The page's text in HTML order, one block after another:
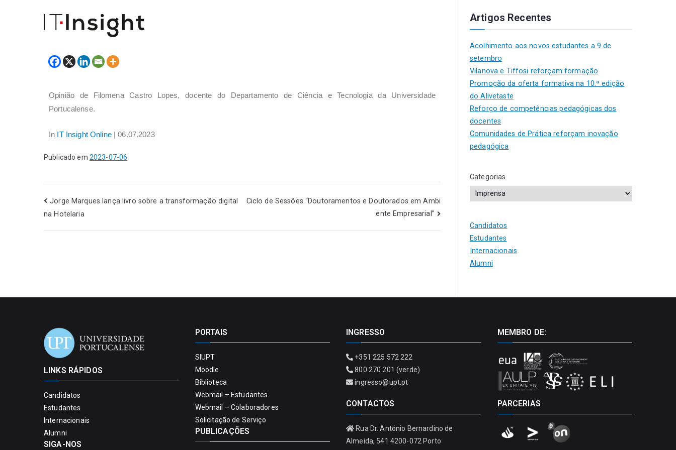
Opinião de Filomena Castro Lopes, docente do Departamento de Ciência e Tecnologia da Universidade
Portucalense.
In IT Insight Online | 06.07.2023
Publicado em 2023-07-06
Jorge Marques lança livro sobre a transformação digital
na Hotelaria
Ciclo de Sessões “Doutoramentos e Doutorados em Ambi
ente Empresarial”
Artigos Recentes
Acolhimento aos novos estudantes a 9 de
setembro
Vilanova e Tiffosi reforçam formação
Promoção da oferta formativa na 10.ª edição
do Alivetaste
Reforço de competências pedagógicas dos
docentes
Comunidades de Prática reforçam inovação
pedagógica
Categorias
Candidatos
Estudantes
Internacionais
Alumni
LINKS RÁPIDOS
Candidatos
Estudantes
Internacionais
Alumni
SIGA-NOS
PORTAIS
SIUPT
Moodle
Biblioteca
Webmail – Estudantes
Webmail – Colaboradores
Solicitação de Serviço
PUBLICAÇÕES
INGRESSO
+351 225 572 222
800 270 201 (verde)
ingresso@upt.pt
CONTACTOS
Rua Dr. António Bernardino de
Almeida, 541 4200-072 Porto
MEMBRO DE:
PARCERIAS